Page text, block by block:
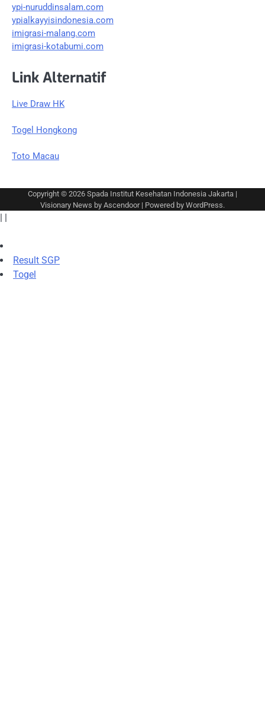
ypi-nuruddinsalam.com
ypialkayyisindonesia.com
imigrasi-malang.com
imigrasi-kotabumi.com
Link Alternatif
Live Draw HK
Togel Hongkong
Toto Macau
Copyright © 2026 Spada Institut Kesehatan Indonesia Jakarta |
Visionary News by Ascendoor| Powered by WordPress.
| |
Result SGP
Togel